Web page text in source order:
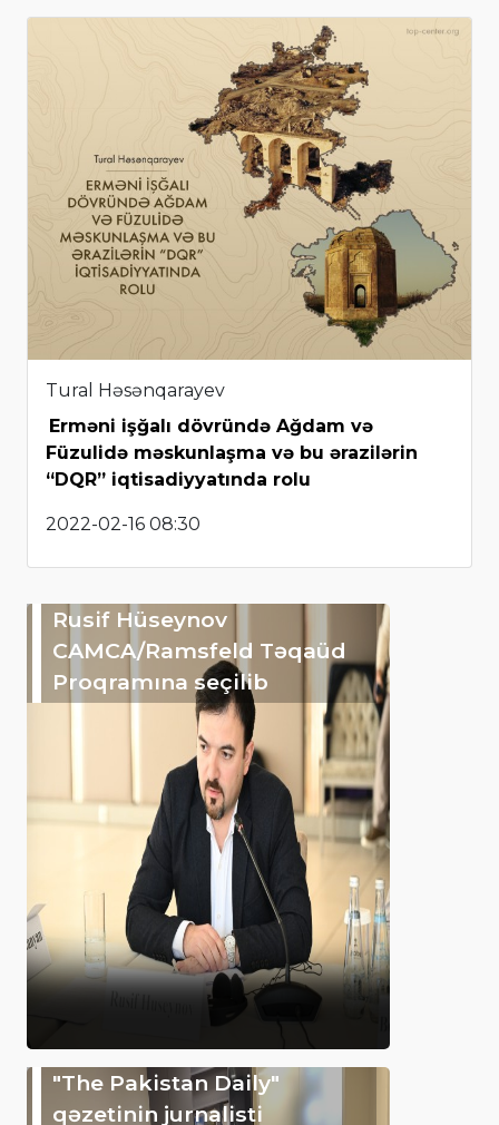
Tural Həsənqarayev
Erməni işğalı dövründə Ağdam və
Füzulidə məskunlaşma və bu ərazilərin
“DQR” iqtisadiyyatında rolu
2022-02-16 08:30
Rusif Hüseynov
CAMCA/Ramsfeld Təqaüd
Proqramına seçilib
"The Pakistan Daily"
qəzetinin jurnalisti